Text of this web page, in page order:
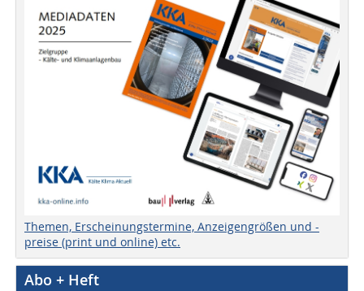
Themen, Erscheinungstermine, Anzeigengrößen und -
preise (print und online) etc.
Abo + Heft